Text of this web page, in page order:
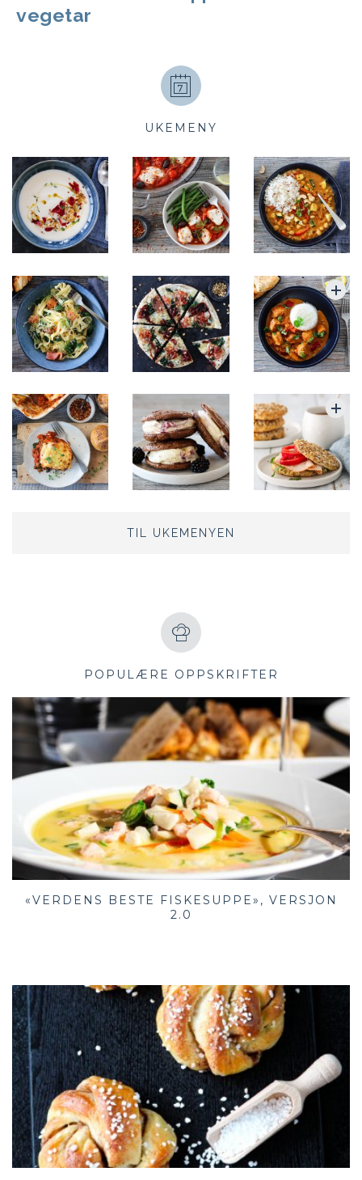
vegetar
UKEMENY
TIL UKEMENYEN
POPULÆRE OPPSKRIFTER
«VERDENS BESTE FISKESUPPE», VERSJON
2.0